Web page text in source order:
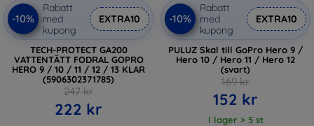
-10%
Rabatt
med
kupong
EXTRA10
TECH-PROTECT GA200
VATTENTÄTT FODRAL GOPRO
HERO 9 / 10 / 11 / 12 / 13 KLAR
(5906302371785)
247 kr
222 kr
-10%
Rabatt
med
kupong
EXTRA10
PULUZ Skal till GoPro Hero 9 /
Hero 10 / Hero 11 / Hero 12
(svart)
169 kr
152 kr
I lager > 5 st